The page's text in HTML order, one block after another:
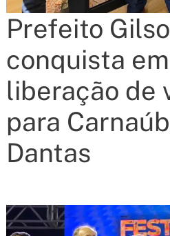
Prefeito
conquista
liberação de
para
Dantas